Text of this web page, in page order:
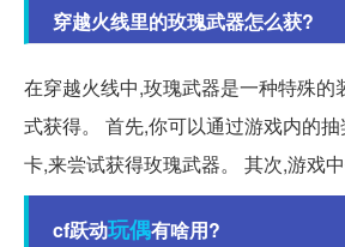
穿越火线里的玫瑰武器怎么获?
在穿越火线中,玫瑰武器是一种特殊的
式获得。 首先,你可以通过游戏内的
卡,来尝试获得玫瑰武器。 其次,游戏中
cf跃动玩偶有啥用?